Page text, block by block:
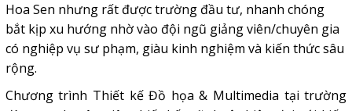
Hoa Sen nhưng rất được trường đầu tư, nhanh chóng
bắt kịp xu hướng nhờ vào đội ngũ giảng viên/chuyên gia
có nghiệp vụ sư phạm, giàu kinh nghiệm và kiến thức sâu
rộng.
Chương trình Thiết kế Đồ họa & Multimedia tại trường